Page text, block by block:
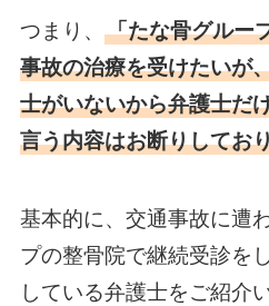
つまり、 「たな骨グルー
事故の治療を受けたいが
士がいないから弁護士だ
言う内容はお断りしてお
基本的に、交通事故に遭
プの整骨院で継続受診を
している弁護士をご紹介